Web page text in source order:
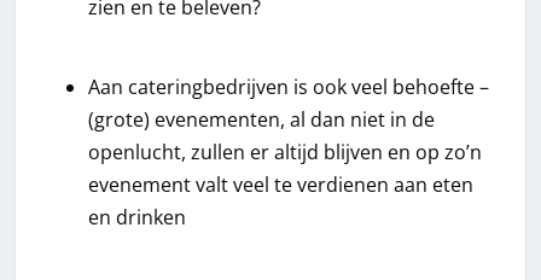
zien en te beleven?
Aan cateringbedrijven is ook veel behoefte –
(grote) evenementen, al dan niet in de
openlucht, zullen er altijd blijven en op zo’n
evenement valt veel te verdienen aan eten
en drinken